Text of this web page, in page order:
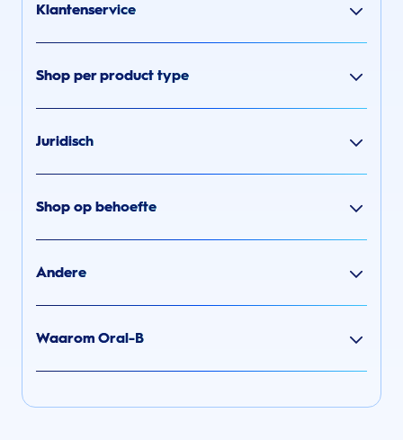
Klantenservice
Shop per product type
Juridisch
Shop op behoefte
Andere
Waarom Oral-B